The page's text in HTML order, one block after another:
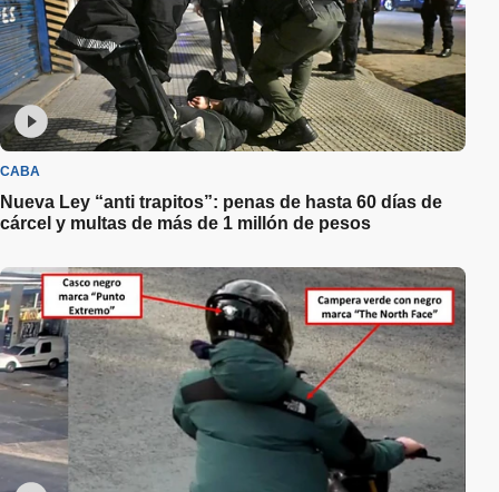
CABA
Nueva Ley “anti trapitos”: penas de hasta 60 días de
cárcel y multas de más de 1 millón de pesos